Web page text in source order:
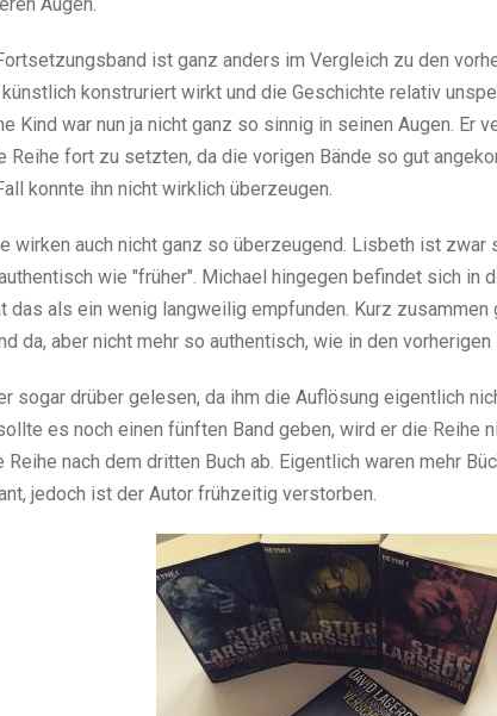
ist ganz anders im Vergleich zu den
konstruriert wirkt und die Geschichte relativ
Kind war nun ja nicht ganz so sinnig in seinen Augen. Er
Reihe fort zu setzten, da die vorigen Bände so gut
konnte ihn nicht wirklich überzeugen.
wirken auch nicht ganz so überzeugend. Lisbeth ist
wie "früher". Michael hingegen befindet sich in
das als ein wenig langweilig empfunden. Kurz
da, aber nicht mehr so authentisch, wie in den
sogar drüber gelesen, da ihm die Auflösung eigentlich
es noch einen fünften Band geben, wird er die Reihe
Reihe nach dem dritten Buch ab. Eigentlich waren mehr
jedoch ist der Autor frühzeitig verstorben.